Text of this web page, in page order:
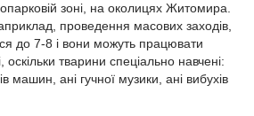
зоні, на околицях Житомира.
проведення масових заходів,
до 7-8 і вони можуть працювати
оскільки тварини спеціально навчені:
машин, ані гучної музики, ані вибухів